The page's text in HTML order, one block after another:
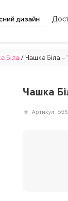
дизайн
Біла / Чашка Біла –
Чашка
Артикул: 655